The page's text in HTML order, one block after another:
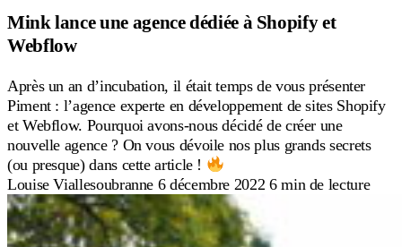
Mink lance une agence dédiée à Shopify et
Webflow
Après un an d’incubation, il était temps de vous présenter
Piment : l’agence experte en développement de sites Shopify
et Webflow. Pourquoi avons-nous décidé de créer une
nouvelle agence ? On vous dévoile nos plus grands secrets
(ou presque) dans cette article !
Louise Viallesoubranne 6 décembre 2022 6 min de lecture